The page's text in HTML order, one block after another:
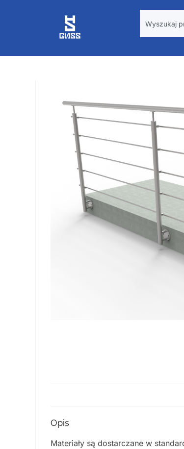
Opis
Materiały są dostarczane w